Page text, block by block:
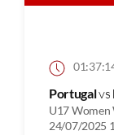
Portugalvs
U17 Women
24/07/2025